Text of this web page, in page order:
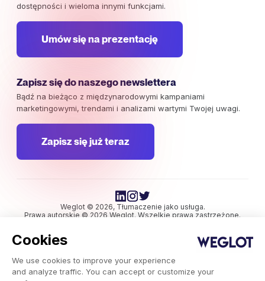
Cookies
We use cookies to improve your experience
and analyze traffic. You can accept or customize your
dostępności i wieloma innymi funkcjami.
Umów się na prezentację
Zapisz się do naszego newslettera
Bądź na bieżąco z międzynarodowymi kampaniami
marketingowymi, trendami i analizami wartymi Twojej uwagi.
Zapisz się już teraz
Weglot © 2026, Tłumaczenie jako usługa.
Prawa autorskie © 2026 Weglot. Wszelkie prawa zastrzeżone.